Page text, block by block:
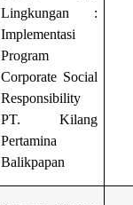
Lingkungan :
Implementasi
Program
Corporate Social
Responsibility
PT. Kilang
Pertamina
Balikpapan